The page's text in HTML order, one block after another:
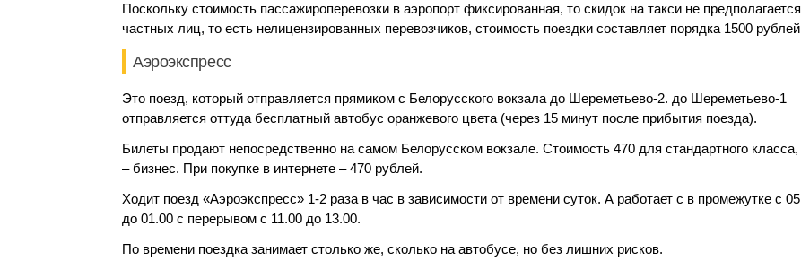
Поскольку стоимость пассажироперевозки в аэропорт фиксированная, то скидок на такси не
частных лиц, то есть нелицензированных перевозчиков, стоимость поездки составляет порядка 1500
Аэроэкспресс
Это поезд, который отправляется прямиком с Белорусского вокзала до Шереметьево-2. до Шереметьево-1
отправляется оттуда бесплатный автобус оранжевого цвета (через 15 минут после прибытия поезда).
Билеты продают непосредственно на самом Белорусском вокзале. Стоимость 470 для стандартного класса,
– бизнес. При покупке в интернете – 470 рублей.
Ходит поезд «Аэроэкспресс» 1-2 раза в час в зависимости от времени суток. А работает с в промежутке с
до 01.00 с перерывом с 11.00 до 13.00.
По времени поездка занимает столько же, сколько на автобусе, но без лишних рисков.